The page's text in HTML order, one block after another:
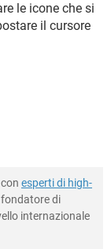
le icone che si
il cursore
esperti di high-
fondatore di
internazionale